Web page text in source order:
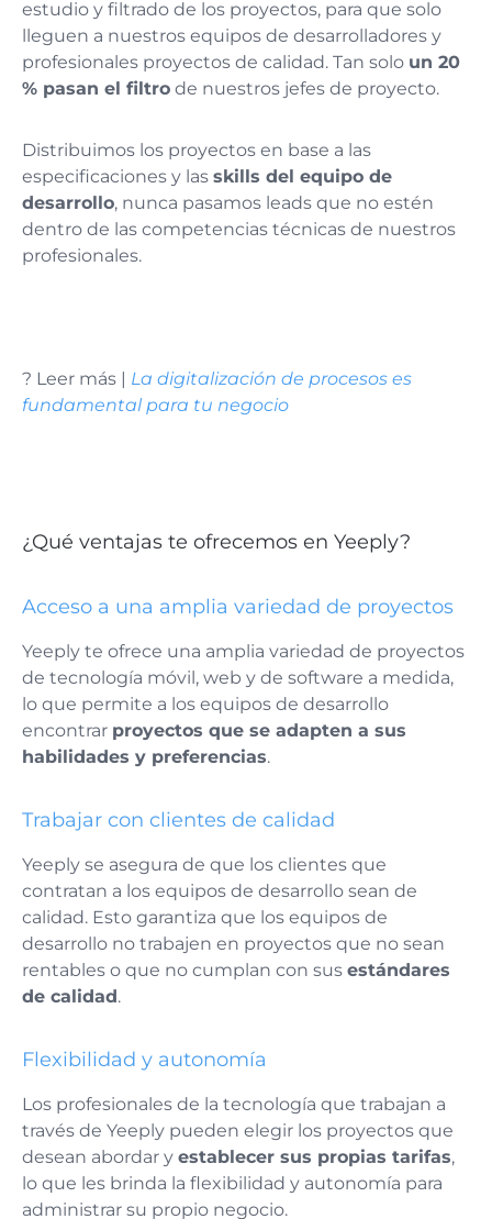
estudio y filtrado de los proyectos, para que solo
lleguen a nuestros equipos de desarrolladores y
profesionales proyectos de calidad. Tan solo un 20
% pasan el filtro de nuestros jefes de proyecto.
Distribuimos los proyectos en base a las
especificaciones y las skills del equipo de
desarrollo, nunca pasamos leads que no estén
dentro de las competencias técnicas de nuestros
profesionales.
? Leer más | La digitalización de procesos es
fundamental para tu negocio
¿Qué ventajas te ofrecemos en Yeeply?
Acceso a una amplia variedad de proyectos
Yeeply te ofrece una amplia variedad de proyectos
de tecnología móvil, web y de software a medida,
lo que permite a los equipos de desarrollo
encontrar proyectos que se adapten a sus
habilidades y preferencias.
Trabajar con clientes de calidad
Yeeply se asegura de que los clientes que
contratan a los equipos de desarrollo sean de
calidad. Esto garantiza que los equipos de
desarrollo no trabajen en proyectos que no sean
rentables o que no cumplan con sus estándares
de calidad.
Flexibilidad y autonomía
Los profesionales de la tecnología que trabajan a
través de Yeeply pueden elegir los proyectos que
desean abordar y establecer sus propias tarifas,
lo que les brinda la flexibilidad y autonomía para
administrar su propio negocio.